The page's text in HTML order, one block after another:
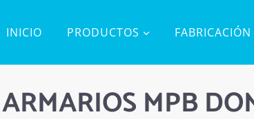
INICIO PRODUCTOS FABRICACIÓN
ARMARIOS MPB